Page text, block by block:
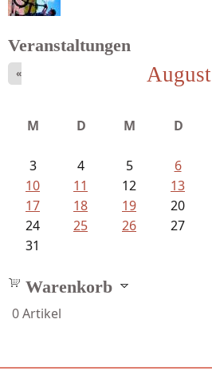
Fischer, Frank Maria - Von der...
Veranstaltungen
August
«
M D M D
3
4 5 6
10
11 12 13
17
18 19 20
24
25 26 27
31
Warenkorb
0Artikel